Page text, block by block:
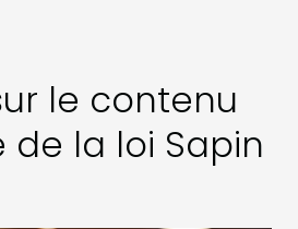
le contenu
de la loi Sapin